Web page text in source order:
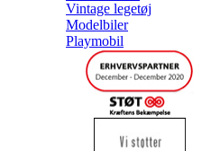
Vintage legetøj
Modelbiler
Playmobil